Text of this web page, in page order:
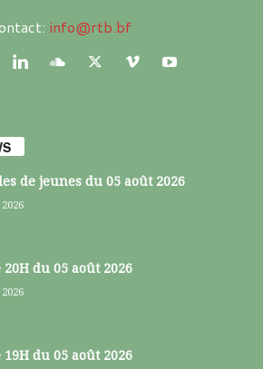
info@rtb.bf
de jeunes du 05 août 2026
20H du 05 août 2026
19H du 05 août 2026